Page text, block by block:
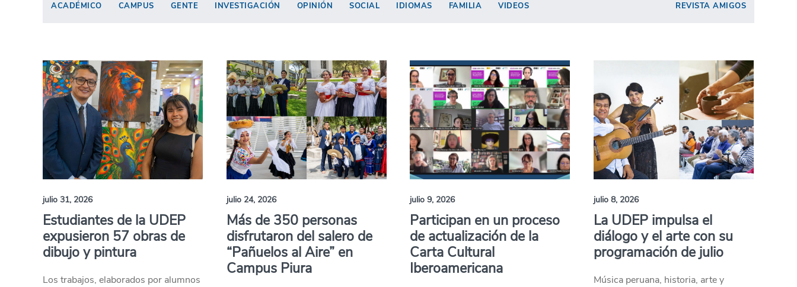
ACADÉMICO CAMPUS GENTE INVESTIGACIÓN OPINIÓN SOCIAL IDIOMAS FAMILIA VIDEOS REVISTA AMIGOS
julio 31, 2026
Estudiantes de la UDEP
expusieron 57 obras de
dibujo y pintura
Los trabajos, elaborados por alumnos
julio 24, 2026
Más de 350 personas
disfrutaron del salero de
“Pañuelos al Aire” en
Campus Piura
julio 9, 2026
Participan en un proceso
de actualización de la
Carta Cultural
Iberoamericana
julio 8, 2026
La UDEP impulsa el
diálogo y el arte con su
programación de julio
Música peruana, historia, arte y